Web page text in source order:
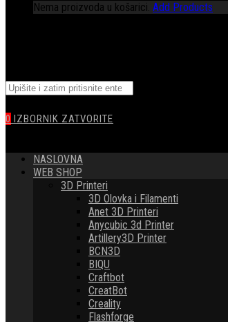
Nema proizvoda u košarici. Add Products
WEBSITE
Pretražite
ovu
web
stranicu
0 IZBORNIK ZATVORITE
NASLOVNA
WEB SHOP
3D Printeri
3D Olovka i Filamenti
Anet 3D Printeri
Anycubic 3d Printer
Artillery3D Printer
BCN3D
BIQU
Craftbot
CreatBot
Creality
Flashforge